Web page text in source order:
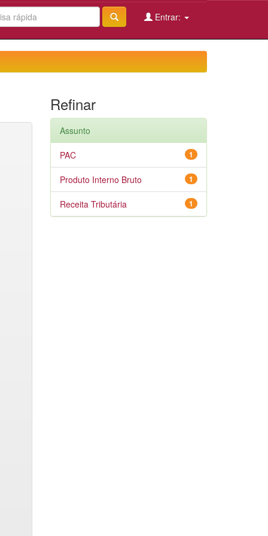
Entrar:
Refinar
Assunto
1
PAC
1
Produto Interno Bruto
1
Receita Tributária